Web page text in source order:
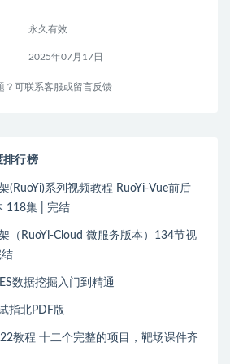
永久有效
2025年07月17日
？可联系客服或留言反馈
排行榜
(RuoYi)系列视频教程 RuoYi-Vue前后
118集 | 完结
（RuoYi-Cloud 微服务版本）134节视
数据挖掘入门到精通
指北PDF版
教程 十二个完整的项目，靶场课件齐